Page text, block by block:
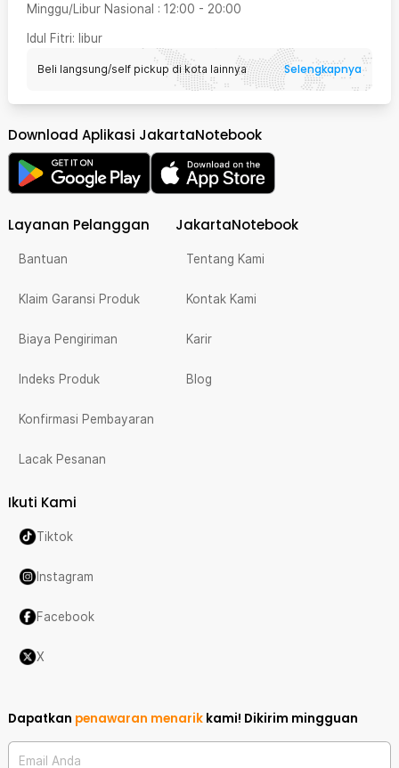
Minggu/Libur Nasional : 12:00 - 20:00
Idul Fitri: libur
Beli langsung/self pickup di kota lainnya Selengkapnya
Download Aplikasi JakartaNotebook
Layanan Pelanggan
Bantuan
Klaim Garansi Produk
Biaya Pengiriman
Indeks Produk
Konfirmasi Pembayaran
Lacak Pesanan
JakartaNotebook
Tentang Kami
Kontak Kami
Karir
Blog
Ikuti Kami
Tiktok
Instagram
Facebook
X
Dapatkan penawaran menarik kami! Dikirim mingguan
Email Anda